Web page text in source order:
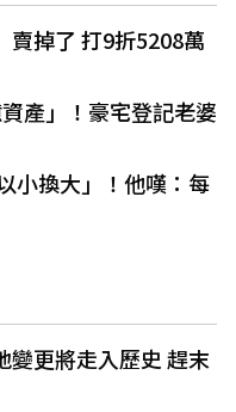
賣掉了 打9折5208萬
產」！豪宅登記老婆
小換大」！他嘆：每
變更將走入歷史 趕末